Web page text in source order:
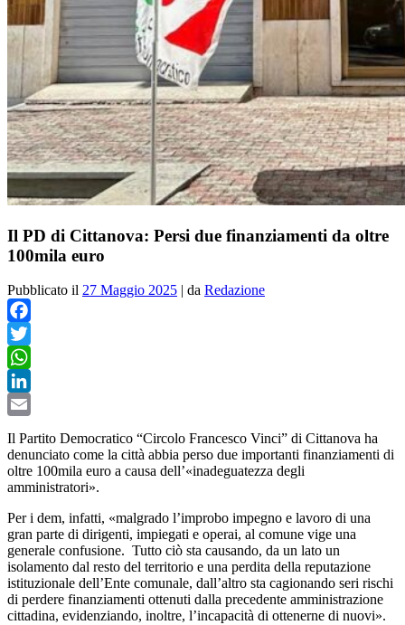
Il PD di Cittanova: Persi due finanziamenti da oltre
100mila euro
Pubblicato il 27 Maggio 2025 | da Redazione
Facebook
Twitter
WhatsApp
LinkedIn
Il Partito Democratico “Circolo Francesco Vinci” di Cittanova ha
denunciato come la città abbia perso due importanti finanziamenti di
oltre 100mila euro a causa dell’«inadeguatezza degli
amministratori».
Per i dem, infatti, «malgrado l’improbo impegno e lavoro di una
gran parte di dirigenti, impiegati e operai, al comune vige una
generale confusione. Tutto ciò sta causando, da un lato un
isolamento dal resto del territorio e una perdita della reputazione
istituzionale dell’Ente comunale, dall’altro sta cagionando seri rischi
di perdere finanziamenti ottenuti dalla precedente amministrazione
cittadina, evidenziando, inoltre, l’incapacità di ottenerne di nuovi».